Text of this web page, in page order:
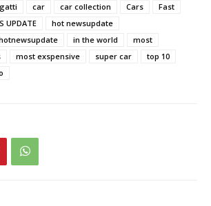
car car collection Cars
Fast
UPDATE
hot newsupdate
in the world
most
most exspensive super car
top 10